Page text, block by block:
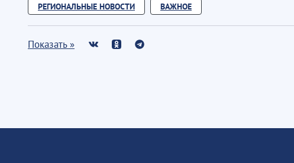
РЕГИОНАЛЬНЫЕ НОВОСТИ ВАЖНОЕ
Показать »